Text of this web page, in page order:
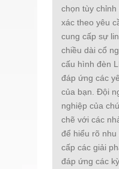
chọn tùy
xác theo yêu
cung cấp sự
chiều dài cổ
cấu hình đèn
đáp ứng các
của bạn. Đội
nghiệp của
chẽ với các
để hiểu rõ nhu
cấp các giải
đáp ứng các